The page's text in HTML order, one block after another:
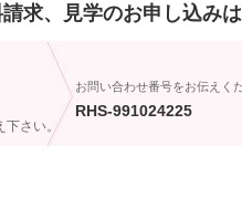
求、見学のお申し込み
下さい。
お問い合わせ番号をお伝えく
RHS-991024225